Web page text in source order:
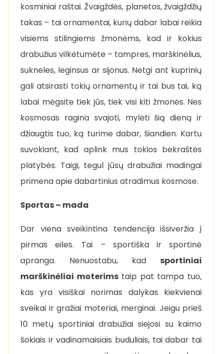
kosminiai raštai. Žvaigždės, planetos, žvaigždžių
takas – tai ornamentai, kurių dabar labai reikia
visiems stilingiems žmonėms, kad ir kokius
drabužius vilkėtumėte – tampres, marškinėlius,
sukneles, leginsus ar sijonus. Netgi ant kuprinių
gali atsirasti tokių ornamentų ir tai bus tai, ką
labai mėgsite tiek jūs, tiek visi kiti žmonės. Nes
kosmosas ragina svajoti, mylėti šią dieną ir
džiaugtis tuo, ką turime dabar, šiandien. Kartu
suvokiant, kad aplink mus tokios bekraštės
platybės. Taigi, tegul jūsų drabužiai madingai
primena apie dabartinius atradimus kosmose.
Sportas – mada
Dar viena sveikintina tendencija išsiveržia į
pirmas eiles. Tai – sportiška ir sportinė
apranga. Nenuostabu, kad sportiniai
marškinėliai moterimstaip pat tampa tuo,
kas yra visiškai norimas dalykas kiekvienai
sveikai ir gražiai moteriai, merginai. Jeigu prieš
10 metų sportiniai drabužiai siejosi su kaimo
šokiais ir vadinamaisiais buduliais, tai dabar tai